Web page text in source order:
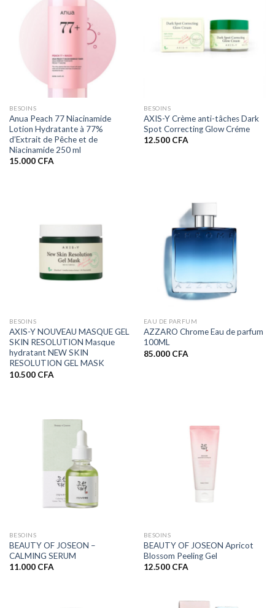
BESOINS
Anua Peach 77 Niacinamide
Lotion Hydratante à 77%
d’Extrait de Pêche et de
Niacinamide 250 ml
15.000 CFA
BESOINS
AXIS-Y Crème anti-tâches Dark
Spot Correcting Glow Créme
12.500 CFA
BESOINS
AXIS-Y NOUVEAU MASQUE GEL
SKIN RESOLUTION Masque
hydratant NEW SKIN
RESOLUTION GEL MASK
10.500 CFA
EAU DE PARFUM
AZZARO Chrome Eau de parfum
100ML
85.000 CFA
BESOINS
BEAUTY OF JOSEON –
CALMING SERUM
11.000 CFA
BESOINS
BEAUTY OF JOSEON Apricot
Blossom Peeling Gel
12.500 CFA